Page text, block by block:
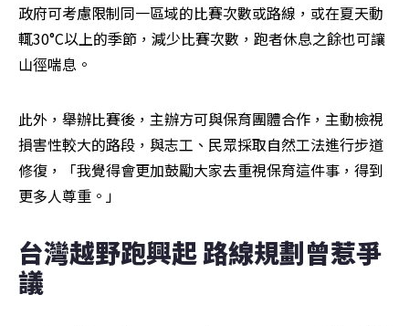
政府可考慮限制同一區域的比賽次數或路線，或在夏天動
輒30°C以上的季節，減少比賽次數，跑者休息之餘也可讓
山徑喘息。
此外，舉辦比賽後，主辦方可與保育團體合作，主動檢視
損害性較大的路段，與志工、民眾採取自然工法進行步道
修復，「我覺得會更加鼓勵大家去重視保育這件事，得到
更多人尊重。」
台灣越野跑興起 路線規劃曾惹爭
議